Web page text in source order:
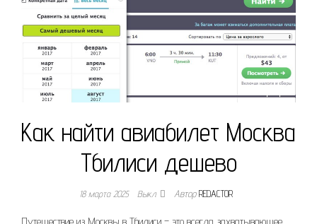
Как найти авиабилет Москва
Тбилиси дешево
18 марта 2025 Выкл. АвторREDACTOR
Путешествие из Москвы в Тбилиси – это всегда захватывающее